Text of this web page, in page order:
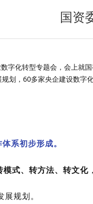
国资
字化转型专题会， 会上就
划，60多家央企建设数字
系初步形成。
式、转方法、转文化
规划。